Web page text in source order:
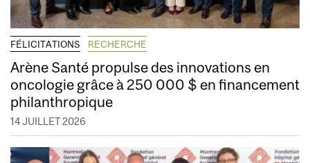
FÉLICITATIONS RECHERCHE
Arène Santé propulse des innovations en
oncologie grâce à 250 000 $ en financement
philanthropique
14 JUILLET 2026